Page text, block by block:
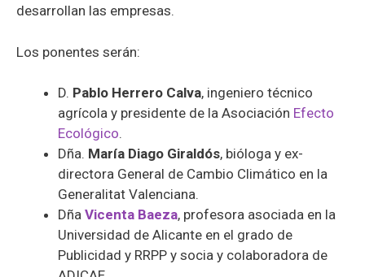
desarrollan las empresas.
Los ponentes serán:
D. Pablo Herrero Calva, ingeniero técnico
agrícola y presidente de la Asociación Efecto
Ecológico.
Dña. María Diago Giraldós, bióloga y ex-
directora General de Cambio Climático en la
Generalitat Valenciana.
Dña Vicenta Baeza, profesora asociada en la
Universidad de Alicante en el grado de
Publicidad y RRPP y socia y colaboradora de